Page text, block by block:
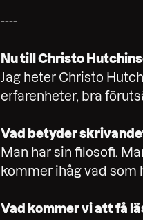
----
Nu till Christo
Jag heter Christo
erfarenheter, bra
Vad betyder
Man har sin filosofi.
kommer ihåg vad som
Vad kommer vi att få